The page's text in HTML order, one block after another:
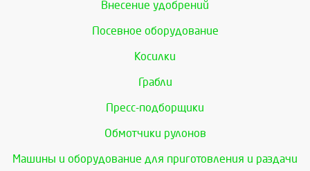
Внесение удобрений
Посевное оборудование
Косилки
Грабли
Пресс-подборщики
Обмотчики рулонов
Машины и оборудование для приготовления и раздачи